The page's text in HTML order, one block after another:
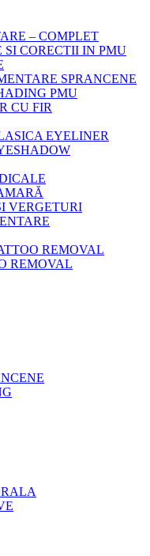
– COMPLET
SI CORECTII IN PMU
SPRANCENE
PMU
CU FIR
EYELINER
VERGETURI
REMOVAL
REMOVAL